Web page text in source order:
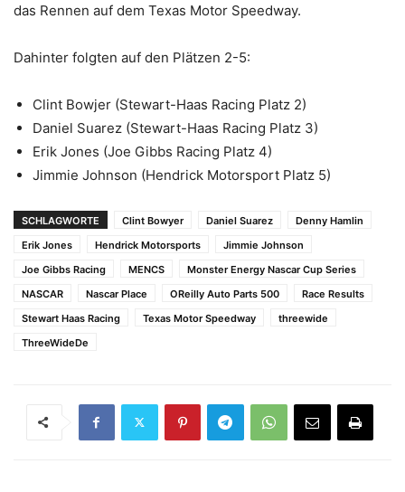
das Rennen auf dem Texas Motor Speedway.
Dahinter folgten auf den Plätzen 2-5:
Clint Bowjer (Stewart-Haas Racing Platz 2)
Daniel Suarez (Stewart-Haas Racing Platz 3)
Erik Jones (Joe Gibbs Racing Platz 4)
Jimmie Johnson (Hendrick Motorsport Platz 5)
SCHLAGWORTE Clint Bowyer Daniel Suarez
Denny Hamlin
Erik Jones
Hendrick Motorsports
Jimmie Johnson
Joe Gibbs Racing
MENCS
Monster Energy Nascar Cup Series
NASCAR
Nascar Place OReilly Auto Parts 500
Race Results
Stewart Haas Racing
Texas Motor Speedway
threewide
ThreeWideDe